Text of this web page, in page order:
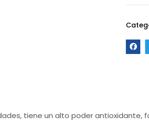
tiene un alto poder